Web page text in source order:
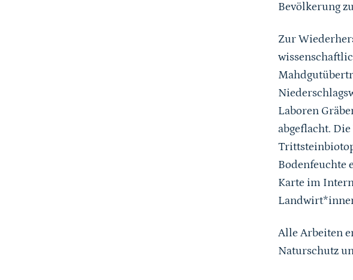
Bevölkerung
Zur
Laboren
abgeflacht.
Bodenfeuchte
Karte im
Alle Arbeiten
Naturschutz